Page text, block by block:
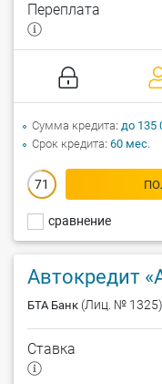
сравнение
Переплата
71
Сумма кредита до 135
Срок кредита 60 мес.
Автокредит
БТА Банк (Лиц. № 1325)
Ставка